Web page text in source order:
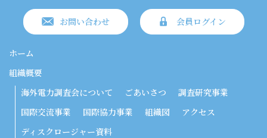
お問い合わせ 会員ログイン
ホーム
組織概要
海外電力調査会について
ごあいさつ
調査研究事業
国際交流事業
国際協力事業 組織図
アクセス
ディスクロージャー資料